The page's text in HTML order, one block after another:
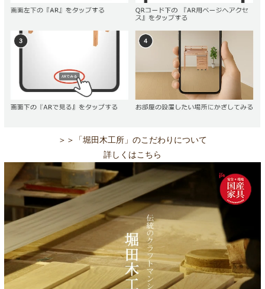
＞＞「堀田木工所」のこだわりについて
詳しくはこちら